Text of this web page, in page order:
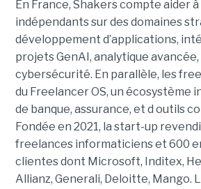
En France, Shakers compte aider
indépendants sur des domaines
développement d’applications,
projets GenAI, analytique
cybersécurité. En parallèle, les
du Freelancer OS, un écosystème
de banque, assurance, et d outils
Fondée en 2021, la start-up
freelances informaticiens et 600
clientes dont Microsoft, Inditex,
Allianz, Generali, Deloitte, Mango.